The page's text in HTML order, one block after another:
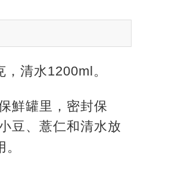
清水1200ml。
鮮罐里， 密封保
豆、薏仁和清水放